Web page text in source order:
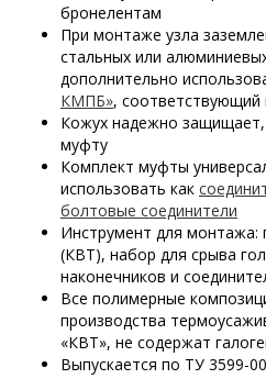
бронелентам
При монтаже узла
стальных или
дополнительно
КМПБ»,
Кожух надежно защищает,
муфту
Комплект муфты
использовать как
болтовые соединители
Инструмент для монтажа:
(КВТ), набор для срыва
наконечников и
Все полимерные
производства
«КВТ», не содержат
Выпускается по ТУ 3599-